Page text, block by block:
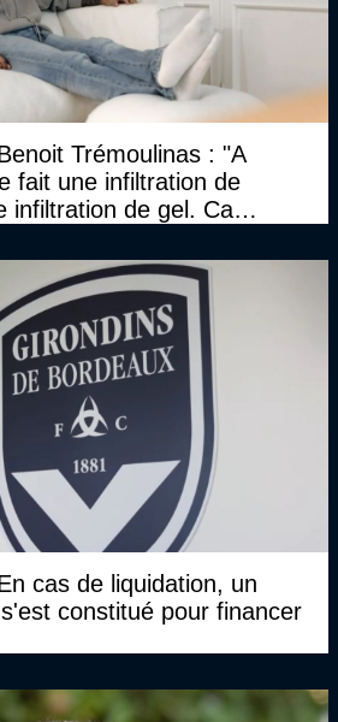
Trémoulinas : "A
fait une infiltration de
infiltration de gel. Ca
cas de liquidation, un
constitué pour financer